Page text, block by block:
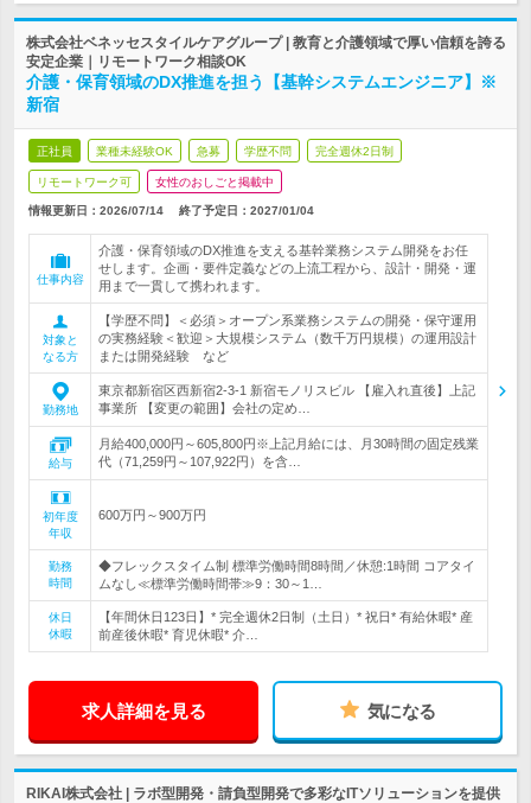
株式会社ベネッセスタイルケアグループ | 教育と介護領域で厚い信頼を誇る
安定企業｜リモートワーク相談OK
介護・保育領域のDX推進を担う【基幹システムエンジニア】※
新宿
正社員 業種未経験OK 急募 学歴不問 完全週休2日制
リモートワーク可 女性のおしごと掲載中
情報更新日：2026/07/14 終了予定日： 2027/01/04
仕事内容
介護・保育領域のDX推進を支える基幹業務システム開発をお任
せします。企画・要件定義などの上流工程から、設計・開発・運
用まで一貫して携われます。
対象と
なる方
【学歴不問】＜必須＞オープン系業務システムの開発・保守運用
の実務経験＜歓迎＞大規模システム（数千万円規模）の運用設計
または開発経験 など
勤務地
東京都新宿区西新宿2-3-1 新宿モノリスビル 【雇入れ直後】上記
事業所 【変更の範囲】会社の定め…
給与
月給400,000円～605,800円※上記月給には、月30時間の固定残業
代（71,259円～107,922円）を含…
初年度
年収
600万円～900万円
勤務
時間
◆フレックスタイム制 標準労働時間8時間／休憩:1時間 コアタイ
ムなし≪標準労働時間帯≫9：30～1…
休日
休暇
【年間休日123日】* 完全週休2日制（土日）* 祝日* 有給休暇* 産
前産後休暇* 育児休暇* 介…
求人詳細を見る 気になる
RIKAI株式会社 | ラボ型開発・請負型開発で多彩なITソリューションを提供